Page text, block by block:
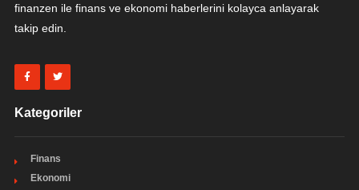
finanzen ile finans ve ekonomi haberlerini kolayca anlayarak
takip edin.
Kategoriler
Finans
Ekonomi